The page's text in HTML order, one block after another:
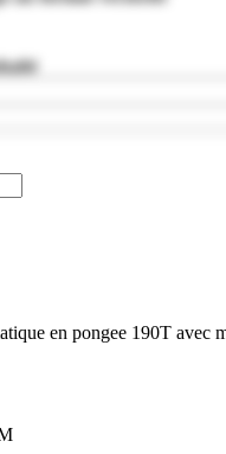
en pongee 190T avec